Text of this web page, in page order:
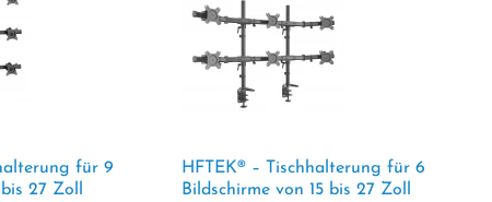
für 9
27 Zoll
HFTEK® – Tischhalterung für 6
Bildschirme von 15 bis 27 Zoll